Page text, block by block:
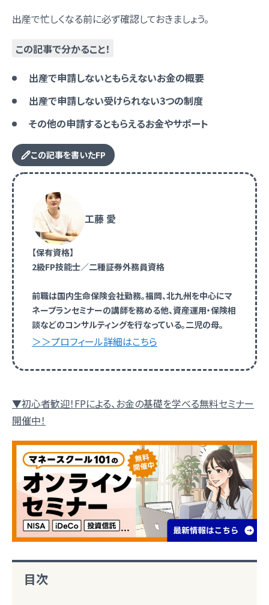
出産で忙しくなる前に必ず確認しておきましょう。
この記事で分かること！
出産で申請しないともらえないお金の概要
出産で申請しない受けられない3つの制度
その他の申請するともらえるお金やサポート
この記事を書いたFP
工藤 愛
【保有資格】
2級FP技能士／二種証券外務員資格
前職は国内生命保険会社勤務。福岡、北九州を中心にマ
ネープランセミナーの講師を務める他、資産運用・保険相
談などのコンサルティングを行なっている。二児の母。
＞＞プロフィール詳細はこちら
▼初心者歓迎！FPによる、お金の基礎を学べる無料セミナー
開催中！
目次